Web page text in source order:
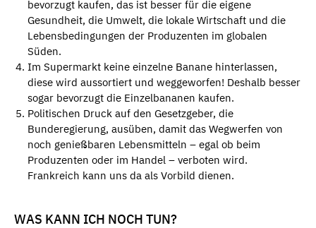
bevorzugt kaufen, das ist besser für die eigene
Gesundheit, die Umwelt, die lokale Wirtschaft und die
Lebensbedingungen der Produzenten im globalen
Süden.
Im Supermarkt keine einzelne Banane hinterlassen,
diese wird aussortiert und weggeworfen! Deshalb besser
sogar bevorzugt die Einzelbananen kaufen.
Politischen Druck auf den Gesetzgeber, die
Bunderegierung, ausüben, damit das Wegwerfen von
noch genießbaren Lebensmitteln – egal ob beim
Produzenten oder im Handel – verboten wird.
Frankreich kann uns da als Vorbild dienen.
WAS KANN ICH NOCH TUN?